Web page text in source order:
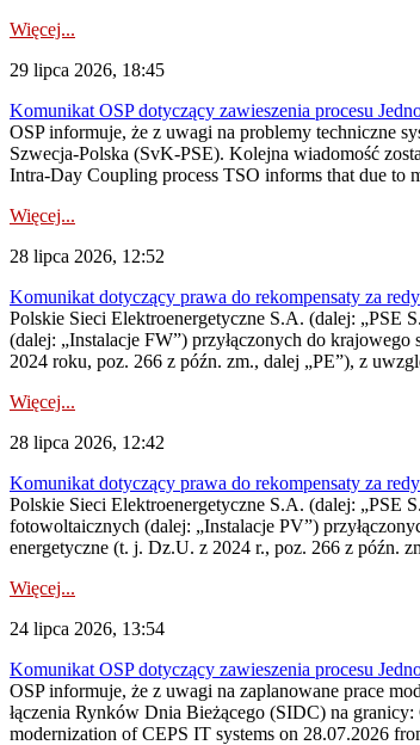
Więcej...
29 lipca 2026, 18:45
Komunikat OSP dotyczący zawieszenia procesu
OSP informuje, że z uwagi na problemy techniczne
Szwecja-Polska (SvK-PSE). Kolejna wiadomość
Intra-Day Coupling process TSO informs that due to
Więcej...
28 lipca 2026, 12:52
Komunikat dotyczący prawa do rekompensaty za
Polskie Sieci Elektroenergetyczne S.A. (dalej: „PSE
(dalej: „Instalacje FW”) przyłączonych do
2024 roku, poz. 266 z późn. zm., dalej „PE”), z
Więcej...
28 lipca 2026, 12:42
Komunikat dotyczący prawa do rekompensaty za
Polskie Sieci Elektroenergetyczne S.A. (dalej: „PSE
fotowoltaicznych (dalej: „Instalacje PV”)
energetyczne (t. j. Dz.U. z 2024 r., poz. 266 z późn.
Więcej...
24 lipca 2026, 13:54
Komunikat OSP dotyczący zawieszenia procesu
OSP informuje, że z uwagi na zaplanowane prace
łączenia Rynków Dnia Bieżącego (SIDC) na
modernization of CEPS IT systems on 28.07.2026